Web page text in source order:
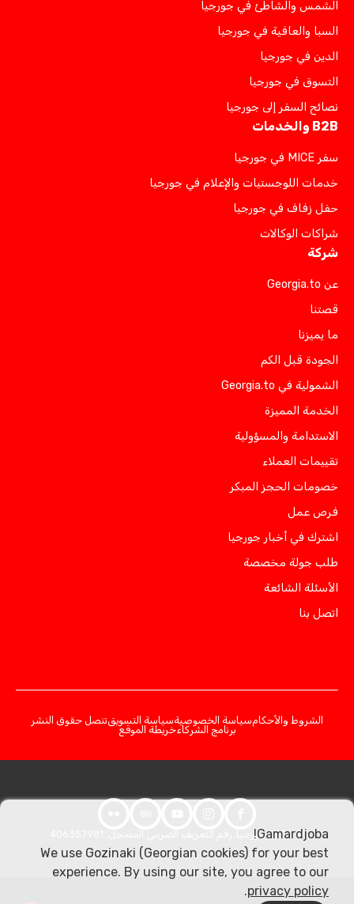
الشمس والشاطئ في جورجيا
السبا والعافية في جورجيا
الدين في جورجيا
التسوق في جورجيا
نصائح السفر إلى جورجيا
B2B والخدمات
سفر MICE في جورجيا
خدمات اللوجستيات والإعلام في جورجيا
حفل زفاف في جورجيا
شراكات الوكالات
شركة
عن Georgia.to
قصتنا
ما يميزنا
الجودة قبل الكم
الشمولية في Georgia.to
الخدمة المميزة
الاستدامة والمسؤولية
تقييمات العملاء
خصومات الحجز المبكر
فرص عمل
اشترك في أخبار جورجيا
طلب جولة مخصصة
الأسئلة الشائعة
اتصل بنا
الشروط والأحكامسياسة الخصوصيةسياسة التسويقتنصل حقوق النشر
برنامج الشركاءخريطة الموقع
© 2026 جورجيا. رقم التعريف الضريبي المسجل: 406357981
Gamardjoba!
We use Gozinaki (Georgian cookies) for your best
experience. By using our site, you agree to our
privacy policy
.